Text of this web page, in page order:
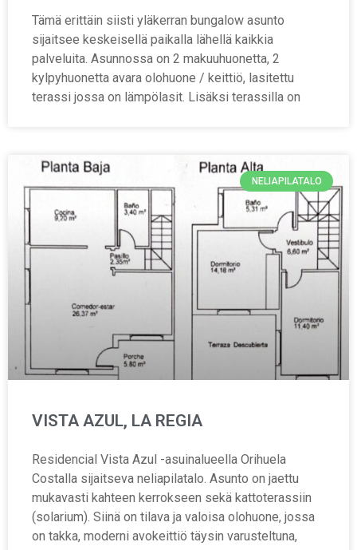
Tämä erittäin siisti yläkerran bungalow asunto
sijaitsee keskeisellä paikalla lähellä kaikkia
palveluita. Asunnossa on 2 makuuhuonetta, 2
kylpyhuonetta avara olohuone / keittiö, lasitettu
terassi jossa on lämpölasit. Lisäksi terassilla on
NELIAPILATALO
VISTA AZUL, LA REGIA
Residencial Vista Azul -asuinalueella Orihuela
Costalla sijaitseva neliapilatalo. Asunto on jaettu
mukavasti kahteen kerrokseen sekä kattoterassiin
(solarium). Siinä on tilava ja valoisa olohuone, jossa
on takka, moderni avokeittiö täysin varusteltuna,